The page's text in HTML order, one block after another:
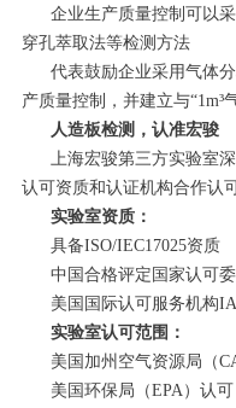
企业生产质量控制可以
穿孔萃取法等检测方法
代表鼓励企业采用气体
产质量控制，并建立与“1m³
人造板检测，认准宏骏
上海宏骏第三方实验室
认可资质和认证机构合作认
实验室资质：
具备ISO/IEC17025资质
中国合格评定国家认可
美国国际认可服务机构
实验室认可范围：
美国加州空气资源局（
美国环保局（EPA）认可